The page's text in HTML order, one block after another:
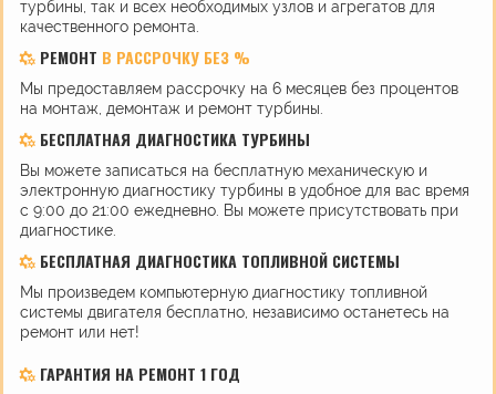
турбины, так и всех необходимых узлов и агрегатов для
качественного ремонта.
РЕМОНТ В РАССРОЧКУ БЕЗ %
Мы предоставляем рассрочку на 6 месяцев без процентов
на монтаж, демонтаж и ремонт турбины.
БЕСПЛАТНАЯ ДИАГНОСТИКА ТУРБИНЫ
Вы можете записаться на бесплатную механическую и
электронную диагностику турбины в удобное для вас время
с 9:00 до 21:00 ежедневно. Вы можете присутствовать при
диагностике.
БЕСПЛАТНАЯ ДИАГНОСТИКА ТОПЛИВНОЙ СИСТЕМЫ
Мы произведем компьютерную диагностику топливной
системы двигателя бесплатно, независимо останетесь на
ремонт или нет!
ГАРАНТИЯ НА РЕМОНТ 1 ГОД